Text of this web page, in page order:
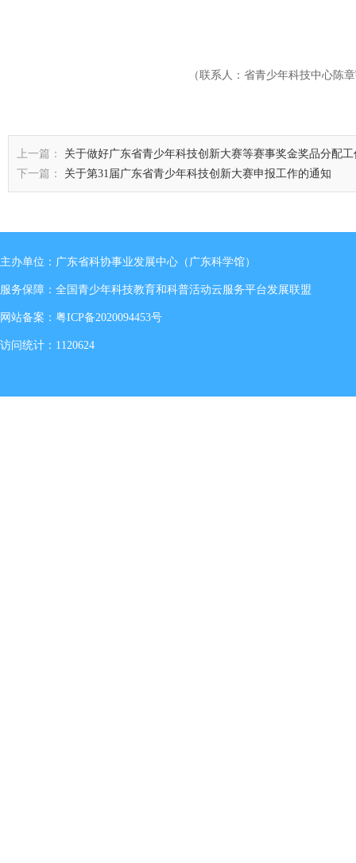
（联系人：省青少年科技中心陈
上一篇：
关于做好广东省青少年科技创新大赛等赛事奖金奖品分配
下一篇：
关于第31届广东省青少年科技创新大赛申报工作的通知
主办单位：广东省科协事业发展中心（广东科学馆）
服务保障：全国青少年科技教育和科普活动云服务平台发展联盟
网站备案： 粤ICP备2020094453号
访问统计：1120624